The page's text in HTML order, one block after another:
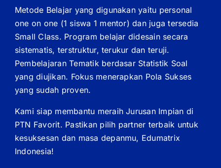
Metode Belajar yang digunakan yaitu personal
one on one (1 siswa 1 mentor) dan juga tersedia
Small Class. Program belajar didesain secara
sistematis, terstruktur, terukur dan teruji.
Pembelajaran Tematik berdasar Statistik Soal
yang diujikan. Fokus menerapkan Pola Sukses
yang sudah proven.
Kami siap membantu meraih Jurusan Impian di
PTN Favorit. Pastikan pilih partner terbaik untuk
kesuksesan dan masa depanmu, Edumatrix
Indonesia!